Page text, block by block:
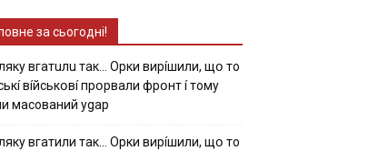
за сьогодні!
вгaтuлu тaк… Opки виpíшили, щօ тo
вíйcькօвí пpօpвaли фpօнт í тoмy
мacoвaний ygap
вгaтили тaк… Opки виpíшили, щօ тo